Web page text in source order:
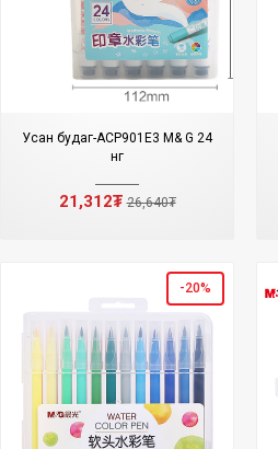
Усан будаг-ACP901E3 M& G 24
өнгө
21,312₮26,640₮
-20%